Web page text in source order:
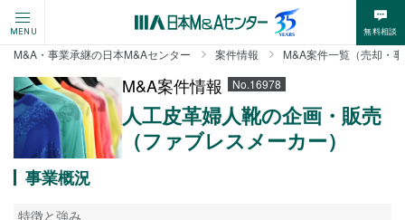
MENU 無料相談
M&A・事業承継の日本M&Aセンター 案件情報 M&A案件一覧（売却・
M&A案件情報 No.16978
人工皮革婦人靴の企画・販売
（ファブレスメーカー）
事業概況
特徴と強み